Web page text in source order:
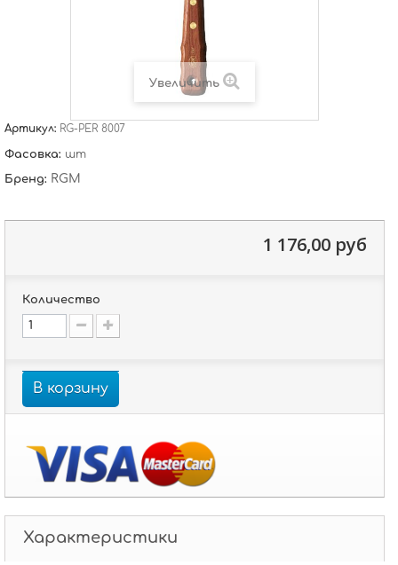
Увеличить
Артикул: RG-PER 8007
Фасовка: шт
Бренд: RGM
1 176,00 руб
Количество
В корзину
Характеристики